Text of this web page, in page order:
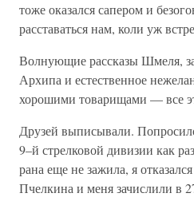
тоже оказался сапером и
расставаться нам, коли уж
Волнующие рассказы Шмеля,
Архипа и естественное
хорошими товарищами — все
Друзей выписывали.
9–й стрелковой дивизии как
рана еще не зажила, я
Пчелкина и меня зачислили в